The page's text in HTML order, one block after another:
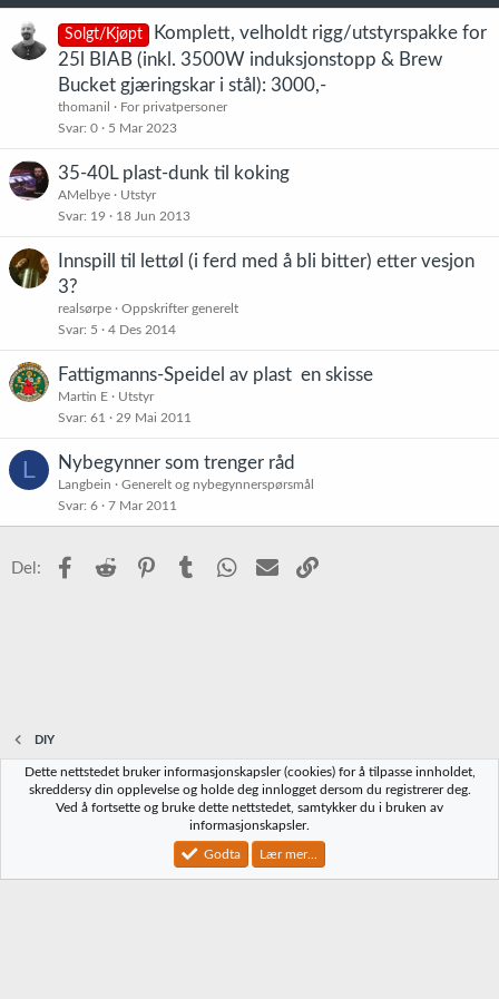
e
:
Solgt/Kjøpt
Komplett, velholdt rigg/utstyrspakke for
25l BIAB (inkl. 3500W induksjonstopp & Brew
Bucket gjæringskar i stål): 3000,-
thomanil
For privatpersoner
Svar 0 5 Mar 2023
35-40L plast-dunk til koking
AMelbye
Utstyr
Svar 19 18 Jun 2013
Innspill til lettøl (i ferd med å bli bitter) etter vesjon
3?
realsørpe
Oppskrifter generelt
Svar 5 4 Des 2014
Fattigmanns-Speidel av plast  en skisse
Martin E
Utstyr
Svar 61 29 Mai 2011
L Nybegynner som trenger råd
Langbein
Generelt og nybegynnerspørsmål
Svar 6 7 Mar 2011
Del: Facebook
Reddit PinterestTumblr WhatsApp
E-post
DIY
Norbrygg-default
Vilkår og regler Personvernregler
Community platform by XenForo® © 2010-2023 XenForo Ltd.
Dette nettstedet bruker informasjonskapsler (cookies) for å tilpasse innholdet,
skreddersy din opplevelse og holde deg innlogget dersom du registrerer deg.
Ved å fortsette og bruke dette nettstedet, samtykker du i bruken av
informasjonskapsler.
Godta Lær mer...